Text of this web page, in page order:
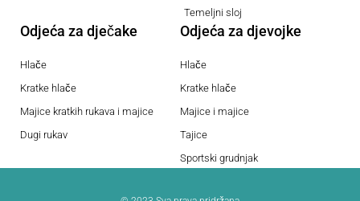
Temeljni sloj
Odjeća za dječake
Hlače
Kratke hlače
Majice kratkih rukava i majice
Dugi rukav
Odjeća za djevojke
Hlače
Kratke hlače
Majice i majice
Tajice
Sportski grudnjak